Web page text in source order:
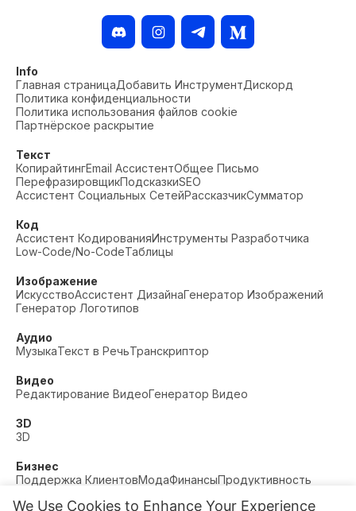
We Use Cookies to Enhance Your Experience
Info
Главная страницаДобавить ИнструментДискорд
Политика конфиденциальности
Политика использования файлов cookie
Партнёрское раскрытие
Текст
КопирайтингEmail АссистентОбщее Письмо
ПерефразировщикПодсказкиSEO
Ассистент Социальных СетейРассказчикСумматор
Код
Ассистент КодированияИнструменты Разработчика
Low-Code/No-CodeТаблицы
Изображение
ИскусствоАссистент ДизайнаГенератор Изображений
Генератор Логотипов
Аудио
МузыкаТекст в РечьТранскриптор
Видео
Редактирование ВидеоГенератор Видео
3D
3D
Бизнес
Поддержка КлиентовМодаФинансыПродуктивность